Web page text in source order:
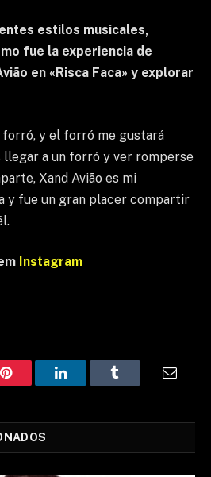
estilos musicales,
fue la experiencia de
en «Risca Faca» y explorar
forró, y el forró me gustará
llegar a un forró y ver romperse
Xand Avião es mi
y fue un gran placer compartir
Instagram
Pinterest LinkedInTumblr